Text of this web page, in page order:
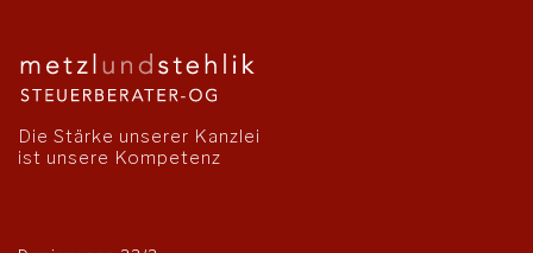
Die Stärke unserer Kanzlei
ist unsere Kompetenz